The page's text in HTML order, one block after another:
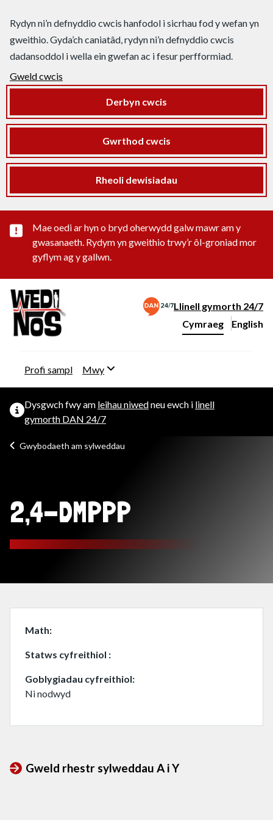
Rydyn ni’n defnyddio cwcis hanfodol i sicrhau fod y wefan yn
gweithio. Gyda’ch caniatâd, rydyn ni’n defnyddio cwcis
dadansoddol i wella ein gwefan ac i fesur perfformiad.
Gweld cwcis
Derbyn cwcis
Gwrthod cwcis
Rheoli dewisiadau
Rhybudd sylwedd pwysig
Mae oedi ar hyn o bryd oherwydd galw mawr am y
gwasanaeth. Rydym yn gweithio trwy’r ôl-groniad mor
gyflym ag y gallwn.
Llinell gymorth 24/7
Newid iaith y wefan
Cymraeg English
–
Profi sampl Mwy
Dysgwch fwy am leihau niwedneu ewch i linell
gymorth DAN 24/7
Gwybodaeth am sylweddau
2,4-DMPPP
Math
Statws cyfreithiol
Goblygiadau cyfreithiol
Ni nodwyd
Gweld rhestr sylweddau A i Y